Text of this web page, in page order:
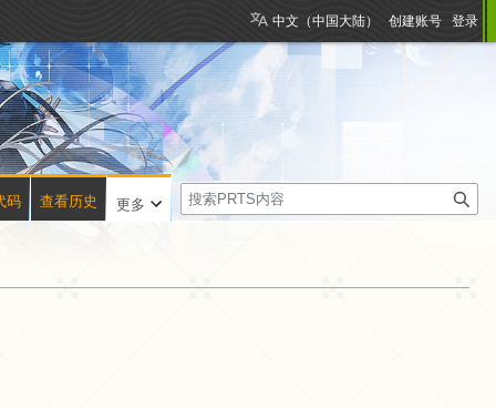
中文（中国大陆） 创建账号 登录
码 查看历史 更多
搜
索